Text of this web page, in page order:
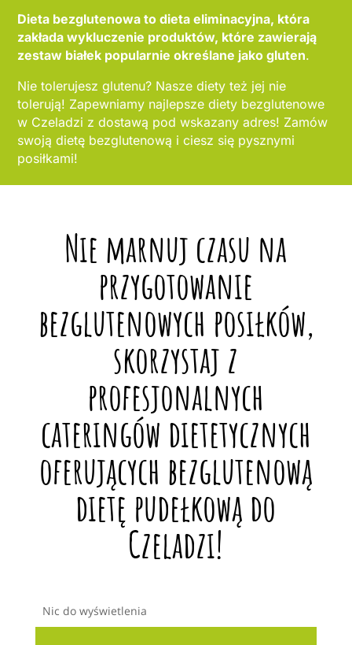
Dieta bezglutenowa to dieta eliminacyjna, która
zakłada wykluczenie produktów, które zawierają
zestaw białek popularnie określane jako gluten.
Nie tolerujesz glutenu? Nasze diety też jej nie
tolerują! Zapewniamy najlepsze diety bezglutenowe
w Czeladzi z dostawą pod wskazany adres! Zamów
swoją dietę bezglutenową i ciesz się pysznymi
posiłkami!
Nie marnuj czasu na
przygotowanie
bezglutenowych posiłków,
skorzystaj z
profesjonalnych
cateringów dietetycznych
oferujących bezglutenową
dietę pudełkową do
Czeladzi!
Nic do wyświetlenia